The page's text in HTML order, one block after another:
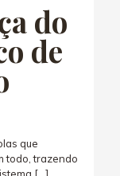
do
de
que
todo, trazendo
[…]